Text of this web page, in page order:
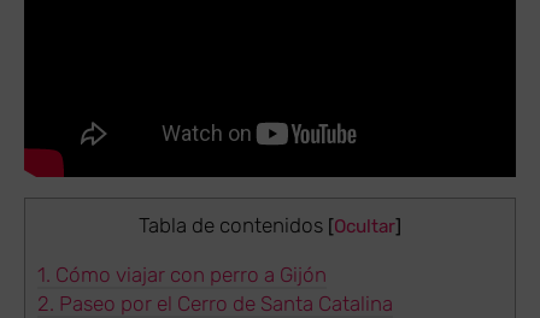
Tabla de contenidos [Ocultar]
1. Cómo viajar con perro a Gijón
2. Paseo por el Cerro de Santa Catalina